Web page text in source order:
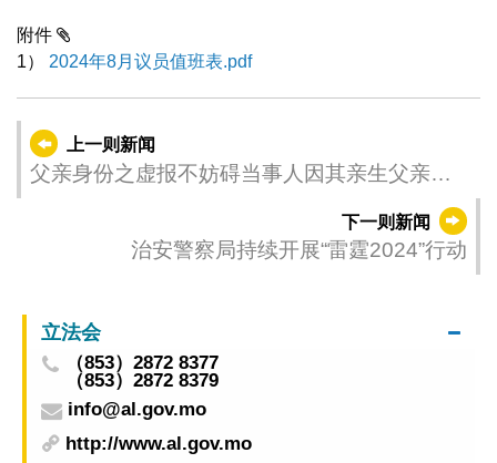
附件
1）
2024年8月议员值班表.pdf
上一则新闻
父亲身份之虚报不妨碍当事人因其亲生父亲在
下一则新闻
治安警察局持续开展“雷霆2024”行动
立法会
（853）2872 8377
（853）2872 8379
info@al.gov.mo
http://www.al.gov.mo